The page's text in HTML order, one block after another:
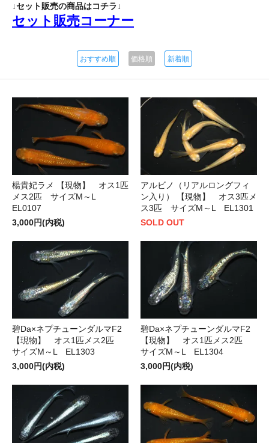
↓セット販売の商品はコチラ↓
セット販売コーナー
おすすめ順 価格順 新着順
楊貴妃ラメ 【現物】 オス1匹
メス2匹 サイズM～L
EL0107
3,000円(内税)
アルビノ（リアルロングフィ
ン入り） 【現物】 オス3匹メ
ス3匹 サイズM～L EL1301
SOLD OUT
碧Da×ネプチューンダルマF2
【現物】 オス1匹メス2匹
サイズM～L EL1303
3,000円(内税)
碧Da×ネプチューンダルマF2
【現物】 オス1匹メス2匹
サイズM～L EL1304
3,000円(内税)